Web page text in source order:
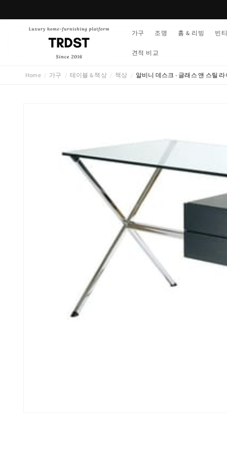
뛰기
가구 조명 홈 & 리빙 빈
견적 비교
Home / 가구 / 테이블 & 책상 / 책상 / 알비니 데스크 - 글래스 앤 스틸